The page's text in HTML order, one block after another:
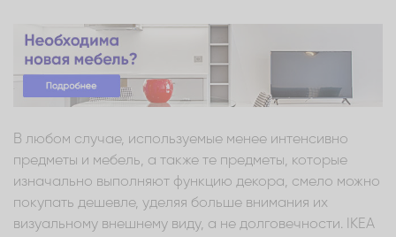
В любом случае, используемые менее интенсивно
предметы и мебель, а также те предметы, которые
изначально выполняют функцию декора, смело можно
покупать дешевле, уделяя больше внимания их
визуальному внешнему виду, а не долговечности. IKEA